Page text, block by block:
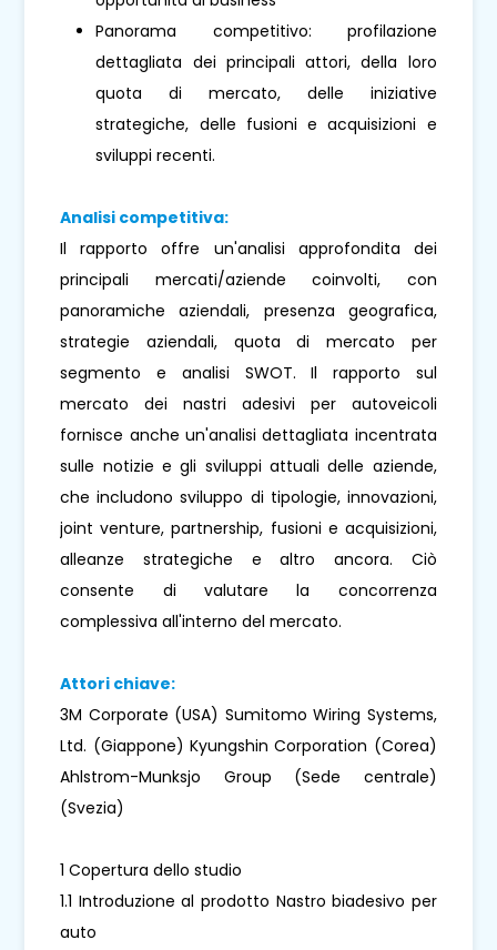
Panorama competitivo: profilazione
dettagliata dei principali attori, della loro
quota di mercato, delle iniziative
strategiche, delle fusioni e acquisizioni e
sviluppi recenti.
Analisi competitiva:
Il rapporto offre un'analisi approfondita dei
principali mercati/aziende coinvolti, con
panoramiche aziendali, presenza geografica,
strategie aziendali, quota di mercato per
segmento e analisi SWOT. Il rapporto sul
mercato dei nastri adesivi per autoveicoli
fornisce anche un'analisi dettagliata incentrata
sulle notizie e gli sviluppi attuali delle aziende,
che includono sviluppo di tipologie, innovazioni,
joint venture, partnership, fusioni e acquisizioni,
alleanze strategiche e altro ancora. Ciò
consente di valutare la concorrenza
complessiva all'interno del mercato.
Attori chiave:
3M Corporate (USA) Sumitomo Wiring Systems,
Ltd. (Giappone) Kyungshin Corporation (Corea)
Ahlstrom-Munksjo Group (Sede centrale)
(Svezia)
1 Copertura dello studio
1.1 Introduzione al prodotto Nastro biadesivo per
auto